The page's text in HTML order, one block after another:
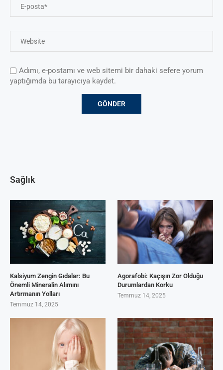
Adımı, e-postamı ve web sitemi bir dahaki sefere yorum
yaptığımda bu tarayıcıya kaydet.
Sağlık
Kalsiyum Zengin Gıdalar: Bu
Önemli Mineralin Alımını
Artırmanın Yolları
Temmuz 14, 2025
Agorafobi: Kaçışın Zor Olduğu
Durumlardan Korku
Temmuz 14, 2025